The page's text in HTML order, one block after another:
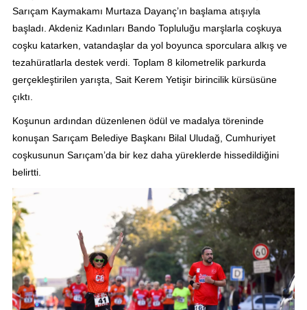
Sarıçam Kaymakamı Murtaza Dayanç’ın başlama atışıyla
başladı. Akdeniz Kadınları Bando Topluluğu marşlarla coşkuya
coşku katarken, vatandaşlar da yol boyunca sporculara alkış ve
tezahüratlarla destek verdi. Toplam 8 kilometrelik parkurda
gerçekleştirilen yarışta, Sait Kerem Yetişir birincilik kürsüsüne
çıktı.
Koşunun ardından düzenlenen ödül ve madalya töreninde
konuşan Sarıçam Belediye Başkanı Bilal Uludağ, Cumhuriyet
coşkusunun Sarıçam’da bir kez daha yüreklerde hissedildiğini
belirtti.